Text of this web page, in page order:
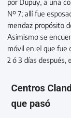
por Dupuy, a una
Nº 7; allí fue
mendaz propósito
Asimismo se
móvil en el que fue
2 ó 3 días después,
Centros
que pasó